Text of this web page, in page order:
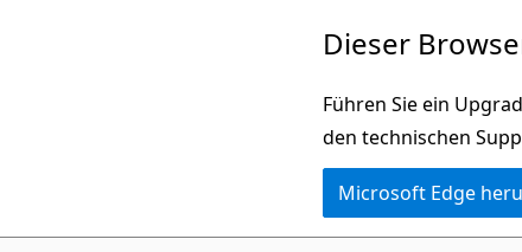
Dieser
Führen Sie ein
den technischen
Microsoft Edge